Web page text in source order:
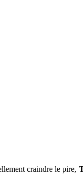
craindre le pire,